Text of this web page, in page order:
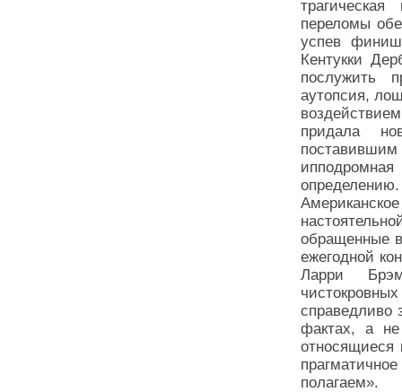
переломы
успев
Кентукки
послужить
аутопсия,
придала
определению.
обращенные
ежегодной
Ларри
справедливо
фактах, а
полагаем».